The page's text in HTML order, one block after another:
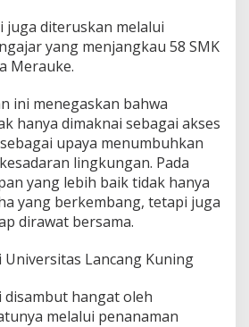
juga diteruskan melalui
yang menjangkau 58 SMK
Merauke.
ini menegaskan bahwa
hanya dimaknai sebagai akses
upaya menumbuhkan
lingkungan. Pada
yang lebih baik tidak hanya
yang berkembang, tetapi juga
dirawat bersama.
Universitas Lancang Kuning
disambut hangat oleh
melalui penanaman